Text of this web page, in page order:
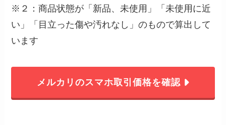
※２：商品状態が「新品、未使用」「未使用に近
い」「目立った傷や汚れなし」のもので算出して
います
メルカリのスマホ取引価格を確認